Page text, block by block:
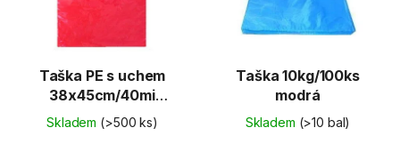
Taška PE s uchem
38x45cm/40mi
červená
Skladem (>500 ks)
Taška 10kg/100ks
modrá
Skladem (>10 bal)